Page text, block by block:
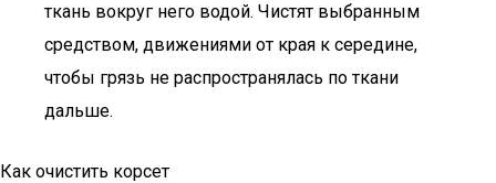
ткань вокруг него водой. Чистят выбранным
средством, движениями от края к середине,
чтобы грязь не распространялась по ткани
дальше.
Как очистить корсет